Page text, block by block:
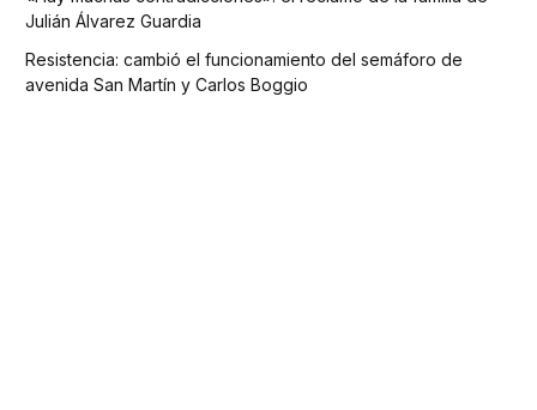
Julián Álvarez Guardia
Resistencia: cambió el funcionamiento del semáforo de
avenida San Martín y Carlos Boggio